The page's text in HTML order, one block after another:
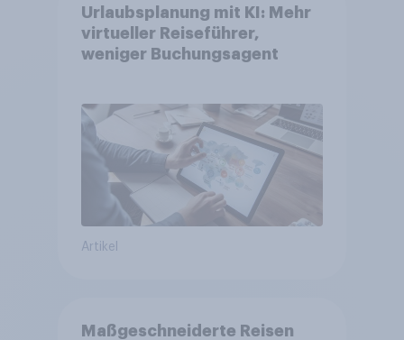
Urlaubsplanung mit KI: Mehr
virtueller Reiseführer,
weniger Buchungsagent
Artikel
Maßgeschneiderte Reisen